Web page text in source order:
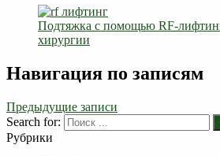
Подтяжка с помощью RF-
хирургии
Навигация по записям
Предыдущие записи
Search for:
Рубрики